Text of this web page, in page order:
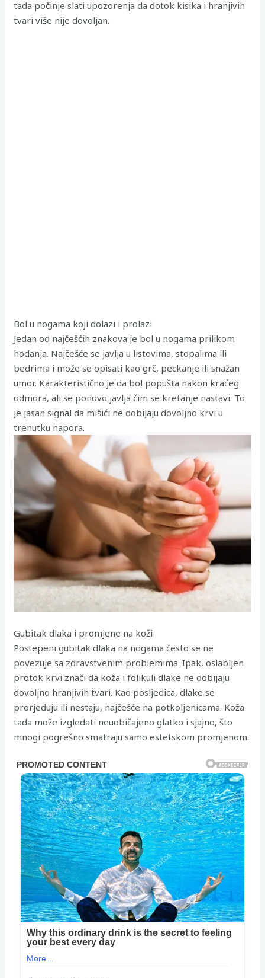
tada počinje slati upozorenja da dotok kisika i hranjivih
tvari više nije dovoljan.
Bol u nogama koji dolazi i prolazi
Jedan od najčešćih znakova je bol u nogama prilikom
hodanja. Najčešće se javlja u listovima, stopalima ili
bedrima i može se opisati kao grč, peckanje ili snažan
umor. Karakteristično je da bol popušta nakon kraćeg
odmora, ali se ponovo javlja čim se kretanje nastavi. To
je jasan signal da mišići ne dobijaju dovoljno krvi u
trenutku napora.
Gubitak dlaka i promjene na koži
Postepeni gubitak dlaka na nogama često se ne
povezuje sa zdravstvenim problemima. Ipak, oslabljen
protok krvi znači da koža i folikuli dlake ne dobijaju
dovoljno hranjivih tvari. Kao posljedica, dlake se
prorjeđuju ili nestaju, najčešće na potkoljenicama. Koža
tada može izgledati neuobičajeno glatko i sjajno, što
mnogi pogrešno smatraju samo estetskom promjenom.